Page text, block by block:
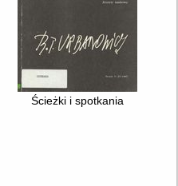
Ścieżki i spotkania